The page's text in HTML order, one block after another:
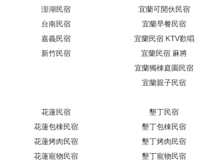
澎湖民宿
台南民宿
嘉義民宿
新竹民宿
宜蘭可開伙民宿
宜蘭早餐民宿
宜蘭民宿 KTV歡唱
宜蘭民宿 麻將
宜蘭獨棟庭園民宿
宜蘭親子民宿
花蓮民宿
花蓮包棟民宿
花蓮烤肉民宿
花蓮寵物民宿
墾丁民宿
墾丁包棟民宿
墾丁烤肉民宿
墾丁寵物民宿